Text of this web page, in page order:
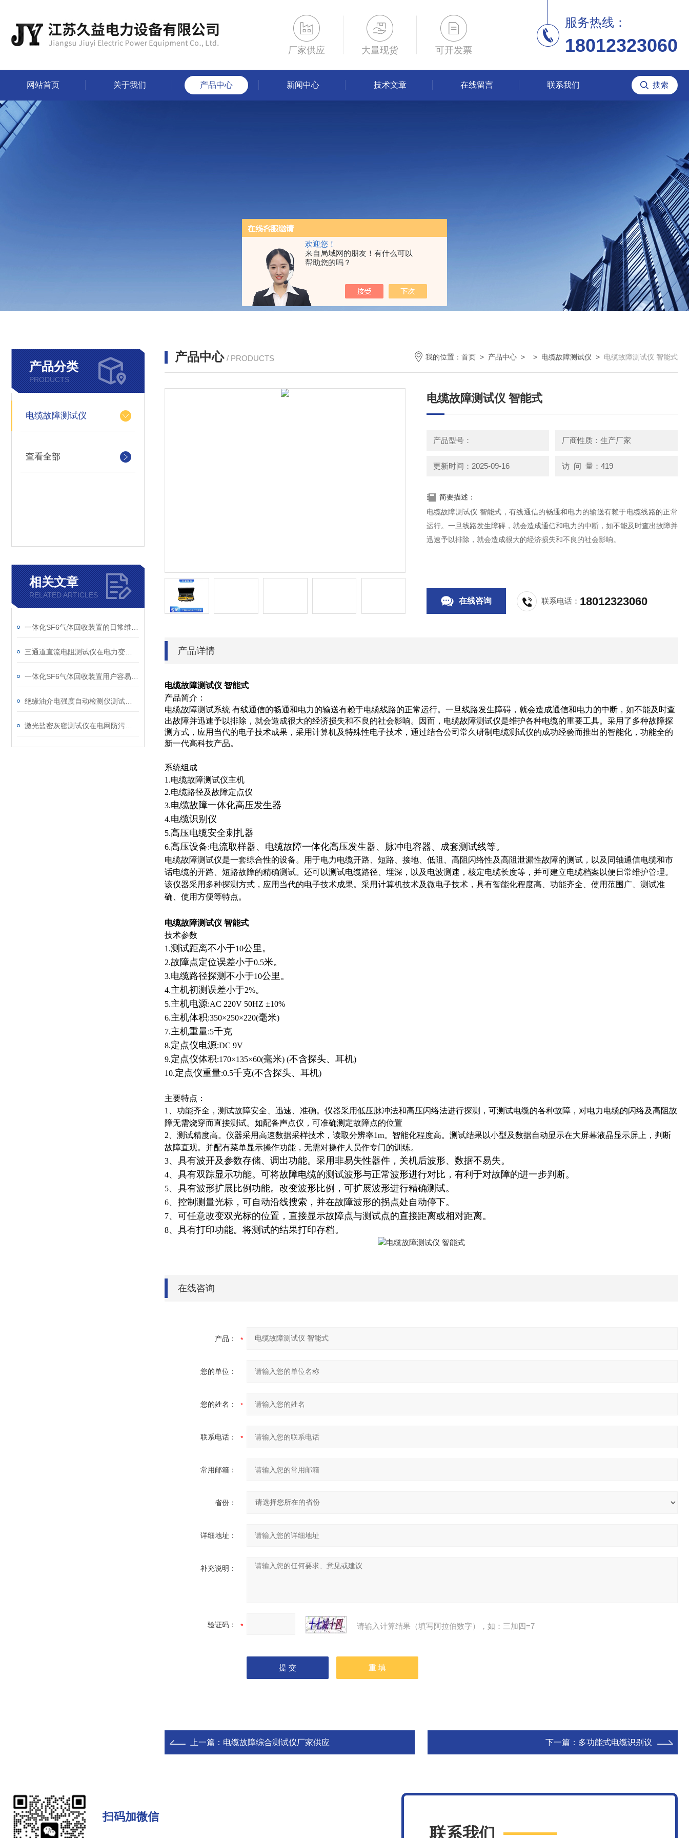
欢迎您！
来自局域网的朋友！有什么可以
帮助您的吗？
厂家供应 大量现货 可开发票
服务热线：
18012323060
网站首页 关于我们 产品中心 新闻中心 技术文章 在线留言 联系我们
产品分类
PRODUCTS
电缆故障测试仪
查看全部
相关文章
RELATED ARTICLES
产品中心 / PRODUCTS 我的位置： 首页 > 产品中心 > > 电缆故障测试仪 > 电缆故障测试仪 智能式
电缆故障测试仪 智能式
产品型号： 厂商性质：生产厂家
更新时间：2025-09-16 访 问 量：419
简要描述：
电缆故障测试仪 智能式，有线通信的畅通和电力的输送有赖于电缆线路的正常
运行。一旦线路发生障碍，就会造成通信和电力的中断，如不能及时查出故障并
迅速予以排除，就会造成很大的经济损失和不良的社会影响。
在线咨询 联系电话： 18012323060
产品详情
电缆故障测试仪 智能式
产品简介：
电缆故障测试系统 有线通信的畅通和电力的输送有赖于电缆线路的正常运行。一旦线路发生障碍，就会造成通信和电力的中断，如不能及时查
出故障并迅速予以排除，就会造成很大的经济损失和不良的社会影响。因而，电缆故障测试仪是维护各种电缆的重要工具。采用了多种故障探
测方式，应用当代的电子技术成果，采用计算机及特殊性电子技术，通过结合公司常久研制电缆测试仪的成功经验而推出的智能化，功能全的
新一代高科技产品。
系统组成
1.电缆故障测试仪主机
2.电缆路径及故障定点仪
3.电缆故障一体化高压发生器
4.电缆识别仪
5.高压电缆安全刺扎器
6.高压设备:电流取样器、电缆故障一体化高压发生器、脉冲电容器、成套测试线等。
电缆故障测试仪是一套综合性的设备。用于电力电缆开路、短路、接地、低阻、高阻闪络性及高阻泄漏性故障的测试，以及同轴通信电缆和市
话电缆的开路、短路故障的精确测试。还可以测试电缆路径、埋深，以及电波测速，核定电缆长度等，并可建立电缆档案以便日常维护管理。
该仪器采用多种探测方式，应用当代的电子技术成果。采用计算机技术及微电子技术，具有智能化程度高、功能齐全、使用范围广、测试准
确、使用方便等特点。
电缆故障测试仪 智能式
技术参数
1.测试距离不小于10公里。
2.故障点定位误差小于0.5米。
3.电缆路径探测不小于10公里。
4.主机初测误差小于2%。
5.主机电源:AC 220V 50HZ ±10%
6.主机体积:350×250×220(毫米)
7.主机重量:5千克
8.定点仪电源:DC 9V
9.定点仪体积:170×135×60(毫米) (不含探头、耳机)
10.定点仪重量:0.5千克(不含探头、耳机)
主要特点：
1
、功能齐全，测试故障安全、迅速、准确。仪器采用低压脉冲法和高压闪络法进行探测，可测试电缆的各种故障，对电力电缆的闪络及高阻故
障无需烧穿而直接测试。如配备声点仪，可准确测定故障点的位置
2 、测试精度高。仪器采用高速数据采样技术，读取分辨率1m。智能化程度高。测试结果以小型及数据自动显示在大屏幕液晶显示屏上，判断
故障直观。并配有菜单显示操作功能，无需对操作人员作专门的训练。
3、具有波开及参数存储、调出功能。采用非易失性器件，关机后波形、数据不易失。
4、具有双踪显示功能。可将故障电缆的测试波形与正常波形进行对比，有利于对故障的进一步判断。
5、具有波形扩展比例功能。改变波形比例，可扩展波形进行精确测试。
6、控制测量光标，可自动沿线搜索，并在故障波形的拐点处自动停下。
7、可任意改变双光标的位置，直接显示故障点与测试点的直接距离或相对距离。
8、具有打印功能。将测试的结果打印存档。
在线咨询
产品：
您的单位：
您的姓名：
联系电话：
常用邮箱：
省份：
详细地址：
补充说明：
验证码： 请输入计算结果（填写阿拉伯数字），如：三加四=7
上一篇： 电缆故障综合测试仪厂家供应 下一篇： 多功能式电缆识别议
扫码加微信
联系我们